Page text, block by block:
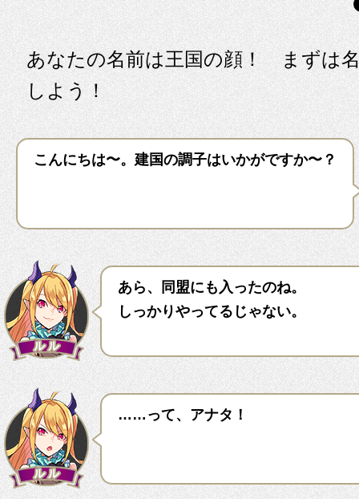
あなたの名前は王国の顔！ まずは
しよう！
こんにちは〜。建国の調子はいかがですか〜？
あら、同盟にも入ったのね。
しっかりやってるじゃない。
……って、アナタ！